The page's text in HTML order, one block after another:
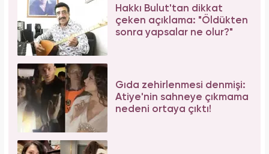
Hakkı Bulut'tan dikkat
çeken açıklama: "Öldükten
sonra yapsalar ne olur?"
Gıda zehirlenmesi denmişi:
Atiye'nin sahneye çıkmama
nedeni ortaya çıktı!